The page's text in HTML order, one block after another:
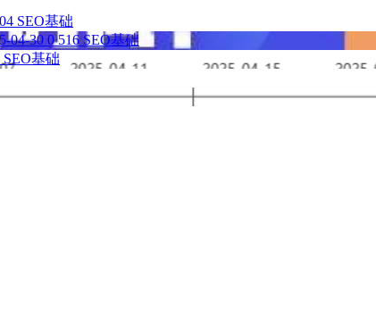
SEO基础
04-30 0 516 SEO基础
SEO基础